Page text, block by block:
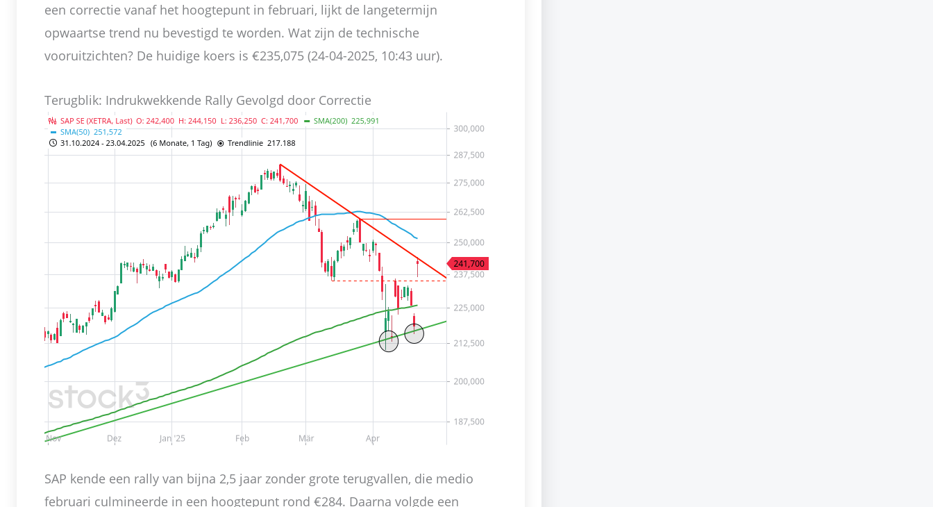
een correctie vanaf het hoogtepunt in februari, lijkt de langetermijn
opwaartse trend nu bevestigd te worden. Wat zijn de technische
vooruitzichten? De huidige koers is €235,075 (24-04-2025, 10:43 uur).
Terugblik: Indrukwekkende Rally Gevolgd door Correctie
SAP kende een rally van bijna 2,5 jaar zonder grote terugvallen, die medio
februari culmineerde in een hoogtepunt rond €284. Daarna volgde een